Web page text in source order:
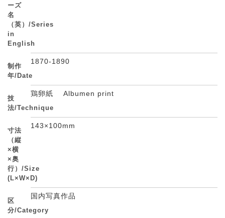
ーズ
名
（英）/Series
in
English
制作
年/Date
1870-1890
技
法/Technique
鶏卵紙 Albumen print
寸法
（縦
×横
×奥
行）/Size
(L×W×D)
143×100mm
区
分/Category
国内写真作品